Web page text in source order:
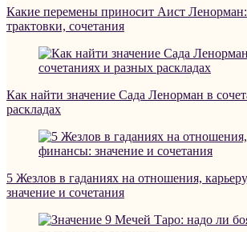
Какие перемены приносит Аист Ленорман:
трактовки, сочетания
Как найти значение Сада Ленорман в
раскладах
5 Жезлов в гаданиях на отношения,
значение и сочетания